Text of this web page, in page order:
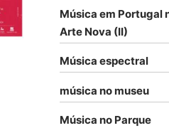
Música em Portugal
Arte Nova (II)
Música espectral
música no museu
Música no Parque